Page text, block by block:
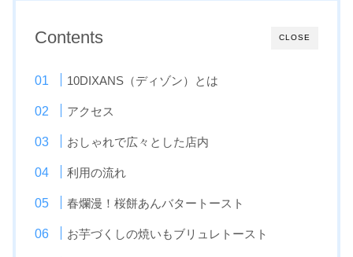
CLOSE
Contents
10DIXANS（ディゾン）とは
アクセス
おしゃれで広々とした店内
利用の流れ
春爛漫！桜餅あんバタートースト
お芋づくしの焼いもブリュレトースト